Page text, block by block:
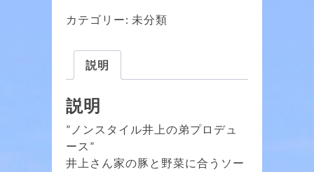
カテゴリー: 未分類
説明
説明
”ノンスタイル井上の弟プロデュ
ース”
井上さん家の豚と野菜に合うソー